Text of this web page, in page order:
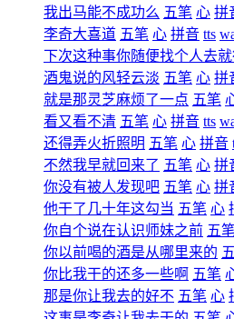
我出马能不成功么 五笔 心 拼
李奇大喜道 五笔 心 拼音 tts
下次这种事你随便找个人去就
酒鬼说的风轻云淡 五笔 心 拼
就是那灵芝麻烦了一点 五笔
看又看不清 五笔 心 拼音 tts
还得弄火折照明 五笔 心 拼音
不然我早就回来了 五笔 心 拼
你没有被人发现吧 五笔 心 拼
他干了几十年这勾当 五笔 心
你自个说在认识师妹之前 五笔
你以前喝的酒是从哪里来的
你比我干的还多一些啊 五笔
那是你让我去的好不 五笔 心